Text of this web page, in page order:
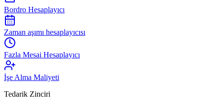
Bordro Hesaplayıcı
Zaman aşımı hesaplayıcısı
Fazla Mesai Hesaplayıcı
İşe Alma Maliyeti
Tedarik Zinciri